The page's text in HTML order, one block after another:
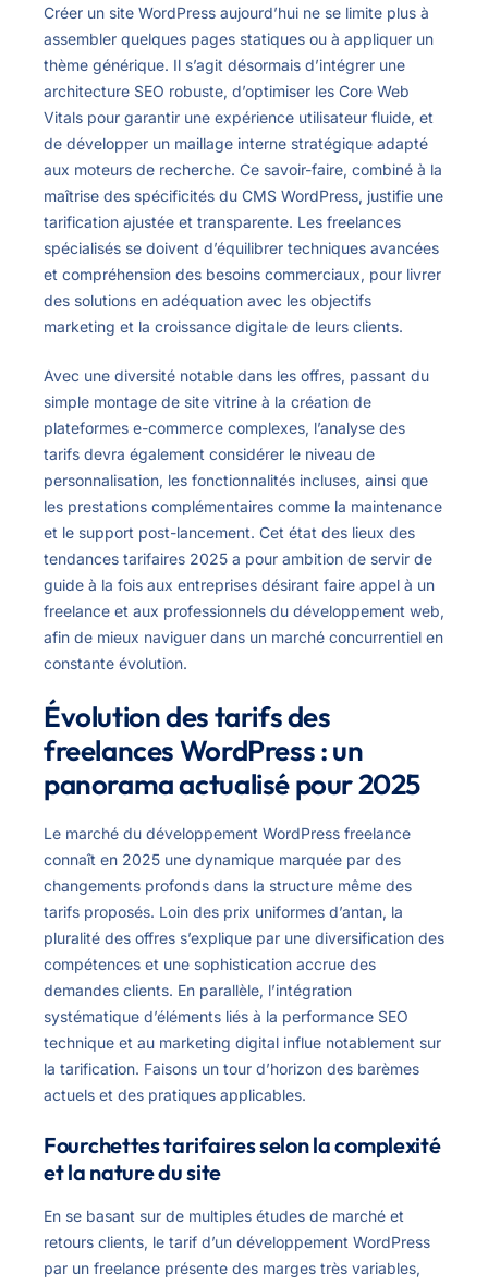
Créer un site WordPress aujourd’hui ne se limite plus à
assembler quelques pages statiques ou à appliquer un
thème générique. Il s’agit désormais d’intégrer une
architecture SEO robuste, d’optimiser les Core Web
Vitals pour garantir une expérience utilisateur fluide, et
de développer un maillage interne stratégique adapté
aux moteurs de recherche. Ce savoir-faire, combiné à la
maîtrise des spécificités du CMS WordPress, justifie une
tarification ajustée et transparente. Les freelances
spécialisés se doivent d’équilibrer techniques avancées
et compréhension des besoins commerciaux, pour livrer
des solutions en adéquation avec les objectifs
marketing et la croissance digitale de leurs clients.
Avec une diversité notable dans les offres, passant du
simple montage de site vitrine à la création de
plateformes e-commerce complexes, l’analyse des
tarifs devra également considérer le niveau de
personnalisation, les fonctionnalités incluses, ainsi que
les prestations complémentaires comme la maintenance
et le support post-lancement. Cet état des lieux des
tendances tarifaires 2025 a pour ambition de servir de
guide à la fois aux entreprises désirant faire appel à un
freelance et aux professionnels du développement web,
afin de mieux naviguer dans un marché concurrentiel en
constante évolution.
Évolution des tarifs des
freelances WordPress : un
panorama actualisé pour 2025
Le marché du développement WordPress freelance
connaît en 2025 une dynamique marquée par des
changements profonds dans la structure même des
tarifs proposés. Loin des prix uniformes d’antan, la
pluralité des offres s’explique par une diversification des
compétences et une sophistication accrue des
demandes clients. En parallèle, l’intégration
systématique d’éléments liés à la performance SEO
technique et au marketing digital influe notablement sur
la tarification. Faisons un tour d’horizon des barèmes
actuels et des pratiques applicables.
Fourchettes tarifaires selon la complexité
et la nature du site
En se basant sur de multiples études de marché et
retours clients, le tarif d’un développement WordPress
par un freelance présente des marges très variables,